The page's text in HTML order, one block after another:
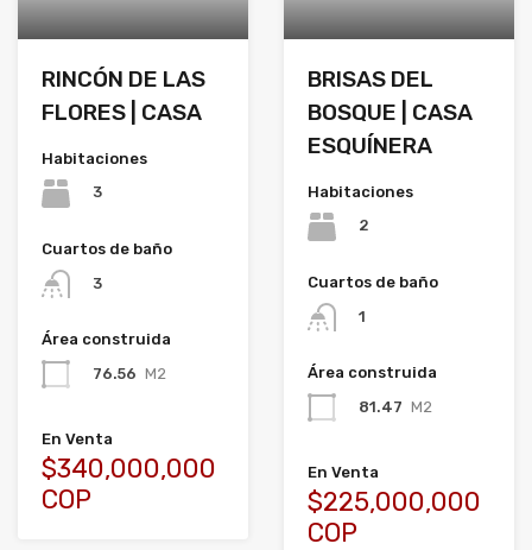
RINCÓN DE LAS
FLORES | CASA
Habitaciones
3
Cuartos de baño
3
Área construida
76.56 M2
En Venta
$340,000,000
COP
BRISAS DEL
BOSQUE | CASA
ESQUÍNERA
Habitaciones
2
Cuartos de baño
1
Área construida
81.47 M2
En Venta
$225,000,000
COP